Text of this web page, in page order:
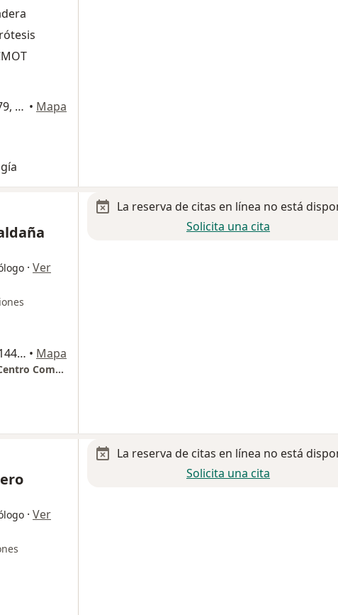
Calle Rio Bamba 639 consultorio # 579, Ciudad de México • Mapa
· Ver
Avenida Miguel Ángel de Quevedo 1144, Ciudad de México • Mapa
Medhaus, Consultorio C105, Dentro de Centro Comercial Punto MAQ
La reserva de citas en línea no está
Solicita una cita
· Ver
La reserva de citas en línea no está
Solicita una cita